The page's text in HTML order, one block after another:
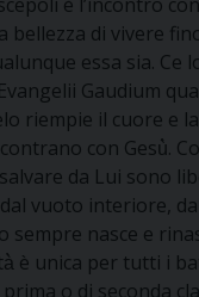
è l’incontro
bellezza di vivere
essa sia. Ce
Gaudium
riempie il cuore e
con Gesù̀.
da Lui sono
vuoto interiore,
sempre nasce e
è unica per tutti i
o di seconda